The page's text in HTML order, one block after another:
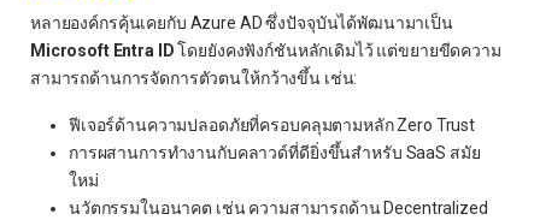
หลายองค์กรคุ้นเคยกับ Azure AD ซึ่งปัจจุบันได้พัฒนามาเป็น
Microsoft Entra IDโดยยังคงฟังก์ชันหลักเดิมไว้ แต่ขยายขีดความ
สามารถด้านการจัดการตัวตนให้กว้างขึ้น เช่น:
ฟีเจอร์ด้านความปลอดภัยที่ครอบคลุมตามหลัก Zero Trust
การผสานการทำงานกับคลาวด์ที่ดียิ่งขึ้นสำหรับ SaaS สมัย
ใหม่
นวัตกรรมในอนาคต เช่น ความสามารถด้าน Decentralized